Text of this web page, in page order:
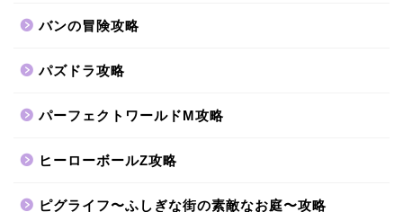
バンの冒険攻略
パズドラ攻略
パーフェクトワールドM攻略
ヒーローボールZ攻略
ピグライフ〜ふしぎな街の素敵なお庭〜攻略